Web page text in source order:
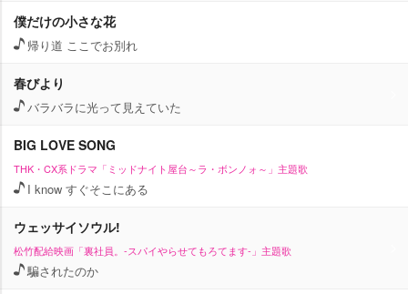
僕だけの小さな花
帰り道 ここでお別れ
春びより
バラバラに光って見えていた
BIG LOVE SONG
THK・CX系ドラマ「ミッドナイト屋台～ラ・ボンノォ～」主題歌
I know すぐそこにある
ウェッサイソウル!
松竹配給映画「裏社員。-スパイやらせてもろてます-」主題歌
騙されたのか